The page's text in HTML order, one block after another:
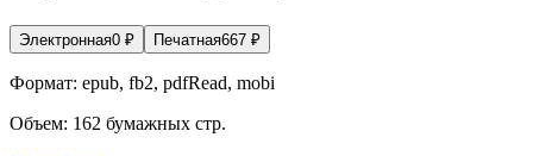
Электронная0 ₽ Печатная667 ₽
Формат: epub, fb2, pdfRead, mobi
Объем: 162 бумажных стр.